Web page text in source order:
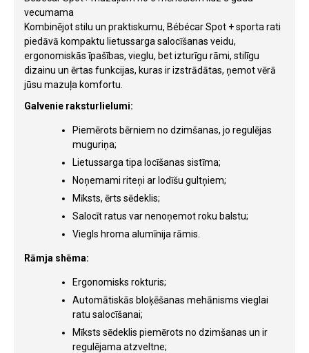
vecumama
Kombinējot stilu un praktiskumu, Bébécar Spot + sporta rati
piedāvā kompaktu lietussarga salocīšanas veidu,
ergonomiskās īpašības, vieglu, bet izturīgu rāmi, stilīgu
dizainu un ērtas funkcijas, kuras ir izstrādātas, ņemot vērā
jūsu mazuļa komfortu.
Galvenie raksturlielumi:
Piemērots bērniem no dzimšanas, jo regulējas
muguriņa;
Lietussarga tipa locīšanas sistīma;
Noņemami riteņi ar lodīšu gultņiem;
Mīksts, ērts sēdeklis;
Salocīt ratus var nenoņemot roku balstu;
Viegls hroma alumīnija rāmis.
Rāmja shēma:
Ergonomisks rokturis;
Automātiskās bloķēšanas mehānisms vieglai
ratu salocīšanai;
Mīksts sēdeklis piemērots no dzimšanas un ir
regulējama atzveltne;